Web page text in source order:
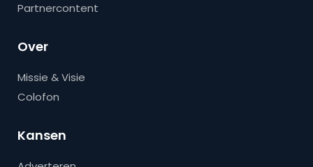
Partnercontent
Over
Missie & Visie
Colofon
Kansen